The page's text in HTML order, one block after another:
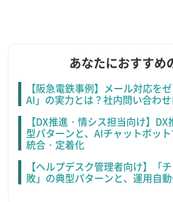
あなたにおすすめ
【阪急電鉄事例】メール対応を
AI」の実力とは？社内問い合わ
【DX推進・情シス担当向け】
型パターンと、AIチャットボッ
統合・定着化
【ヘルプデスク管理者向け】「
敗」の典型パターンと、運用自